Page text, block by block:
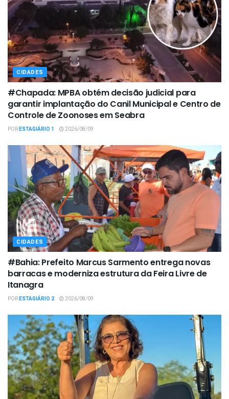
CIDADES
#Chapada: MPBA obtém decisão judicial para
garantir implantação do Canil Municipal e Centro de
Controle de Zoonoses em Seabra
PORESTAGIÁRIO 1 2026/08/09
CIDADES
#Bahia: Prefeito Marcus Sarmento entrega novas
barracas e moderniza estrutura da Feira Livre de
Itanagra
PORESTAGIÁRIO 2 2026/08/09